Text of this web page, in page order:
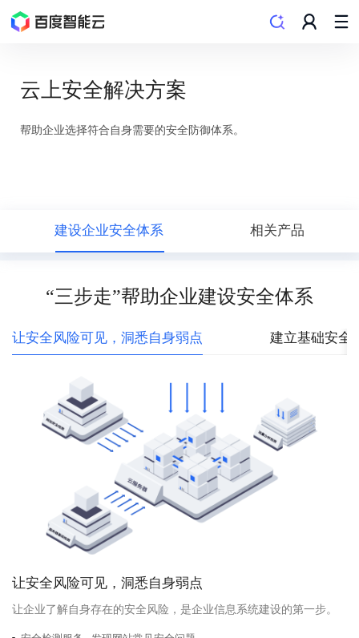
云上安全解决方案
帮助企业选择符合自身需要的安全防御体系。
建设企业安全体系 相关产品
“三步走”帮助企业建设安全体系
让安全风险可见，洞悉自身弱点 建立基础安全
让安全风险可见，洞悉自身弱点
让企业了解自身存在的安全风险，是企业信息系统建设的第一步。